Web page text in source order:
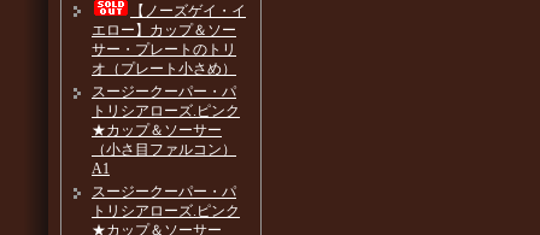
【ノーズゲイ・イ
エロー】カップ＆ソー
サー・プレートのトリ
オ（プレート小さめ）
スージークーパー・パ
トリシアローズ.ピンク
★カップ＆ソーサー
（小さ目ファルコン）
A1
スージークーパー・パ
トリシアローズ.ピンク
★カップ＆ソーサー